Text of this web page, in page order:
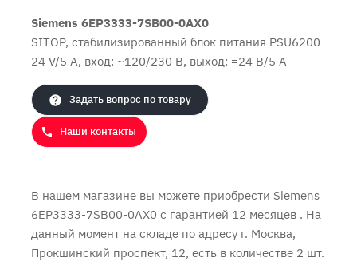
Siemens 6EP3333-7SB00-0AX0
SITOP, стабилизированный блок питания PSU6200
24 V/5 A, вход: ~120/230 В, выход: =24 В/5 A
Задать вопрос по товару
Наши контакты
В нашем магазине вы можете приобрести Siemens
6EP3333-7SB00-0AX0 с гарантией 12 месяцев . На
данный момент на складе по адресу г. Москва,
Прокшинский проспект, 12, есть в количестве 2 шт.
Продолжить покупки